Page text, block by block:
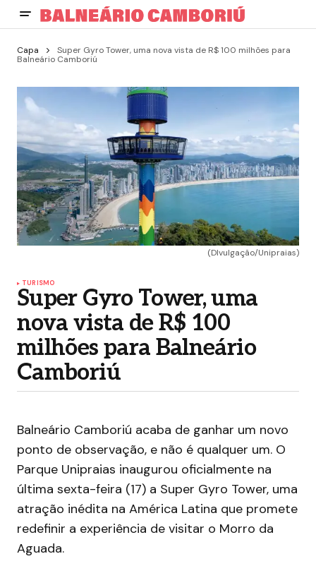
Capa
Super Gyro Tower, uma nova vista de R$ 100 milhões para
Balneário Camboriú
(DIvulgação/Unipraias)
TURISMO
Super Gyro Tower, uma
nova vista de R$ 100
milhões para Balneário
Camboriú
Balneário Camboriú acaba de ganhar um novo
ponto de observação, e não é qualquer um. O
Parque Unipraias inaugurou oficialmente na
última sexta-feira (17) a Super Gyro Tower, uma
atração inédita na América Latina que promete
redefinir a experiência de visitar o Morro da
Aguada.